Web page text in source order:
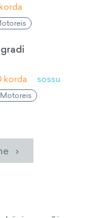
korda
korda sossu
Motoreis
›